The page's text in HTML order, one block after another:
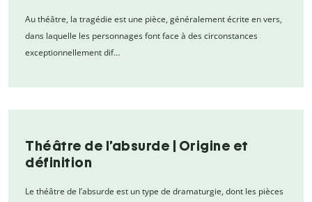
Au théâtre, la tragédie est une pièce, généralement écrite en vers,
dans laquelle les personnages font face à des circonstances
exceptionnellement dif…
Théâtre de l’absurde | Origine et
définition
Le théâtre de l’absurde est un type de dramaturgie, dont les pièces